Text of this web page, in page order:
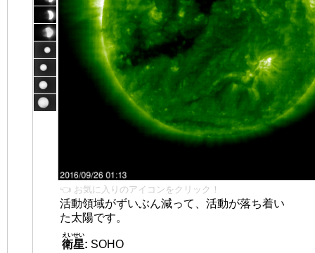
👈 お気に入りのアイコンをクリック！
活動領域がずいぶん減って、活動が落ち着い
た太陽です。
衛星
えいせい
: SOHO